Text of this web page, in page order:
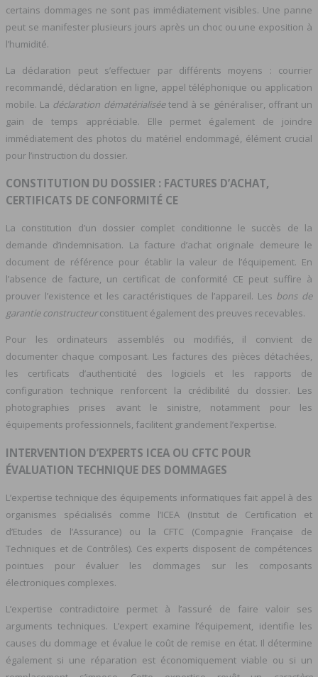
certains dommages ne sont pas immédiatement visibles. Une panne
peut se manifester plusieurs jours après un choc ou une exposition à
l’humidité.
La déclaration peut s’effectuer par différents moyens : courrier
recommandé, déclaration en ligne, appel téléphonique ou application
mobile. La déclaration dématérialiséetend à se généraliser, offrant un
gain de temps appréciable. Elle permet également de joindre
immédiatement des photos du matériel endommagé, élément crucial
pour l’instruction du dossier.
CONSTITUTION DU DOSSIER : FACTURES D’ACHAT,
CERTIFICATS DE CONFORMITÉ CE
La constitution d’un dossier complet conditionne le succès de la
demande d’indemnisation. La facture d’achat originale demeure le
document de référence pour établir la valeur de l’équipement. En
l’absence de facture, un certificat de conformité CE peut suffire à
prouver l’existence et les caractéristiques de l’appareil. Les bons de
garantie constructeurconstituent également des preuves recevables.
Pour les ordinateurs assemblés ou modifiés, il convient de
documenter chaque composant. Les factures des pièces détachées,
les certificats d’authenticité des logiciels et les rapports de
configuration technique renforcent la crédibilité du dossier. Les
photographies prises avant le sinistre, notamment pour les
équipements professionnels, facilitent grandement l’expertise.
INTERVENTION D’EXPERTS ICEA OU CFTC POUR
ÉVALUATION TECHNIQUE DES DOMMAGES
L’expertise technique des équipements informatiques fait appel à des
organismes spécialisés comme l’ICEA (Institut de Certification et
d’Etudes de l’Assurance) ou la CFTC (Compagnie Française de
Techniques et de Contrôles). Ces experts disposent de compétences
pointues pour évaluer les dommages sur les composants
électroniques complexes.
L’expertise contradictoire permet à l’assuré de faire valoir ses
arguments techniques. L’expert examine l’équipement, identifie les
causes du dommage et évalue le coût de remise en état. Il détermine
également si une réparation est économiquement viable ou si un